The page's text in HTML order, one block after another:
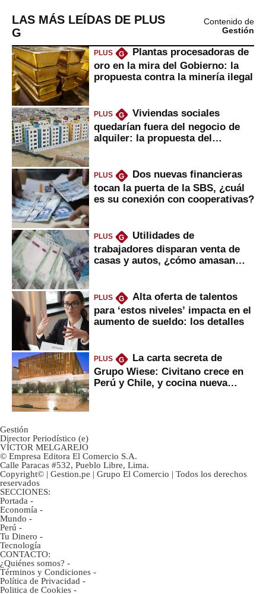
LAS MÁS LEÍDAS DE PLUS
G
Contenido de
Gestión
PLUS G
Plantas procesadoras de
oro en la mira del Gobierno: la
propuesta contra la minería ilegal
PLUS G
Viviendas sociales
quedarían fuera del negocio de
alquiler: la propuesta del
PLUS G
Dos nuevas financieras
tocan la puerta de la SBS, ¿cuál
es su conexión con cooperativas?
PLUS G
Utilidades de
trabajadores disparan venta de
casas y autos, ¿cómo amasan
PLUS G
Alta oferta de talentos
para ‘estos niveles’ impacta en el
aumento de sueldo: los detalles
PLUS G
La carta secreta de
Grupo Wiese: Civitano crece en
Perú y Chile, y cocina nueva
Gestión
Director Periodístico (e)
VÍCTOR MELGAREJO
© Empresa Editora El Comercio S.A.
Calle Paracas #532, Pueblo Libre, Lima.
Copyright© | Gestion.pe | Grupo El Comercio | Todos los derechos
reservados
SECCIONES:
Portada -
Economía -
Mundo -
Perú -
Tu Dinero -
Tecnología
CONTACTO:
¿Quiénes somos? -
Términos y Condiciones -
Política de Privacidad -
Politica de Cookies -